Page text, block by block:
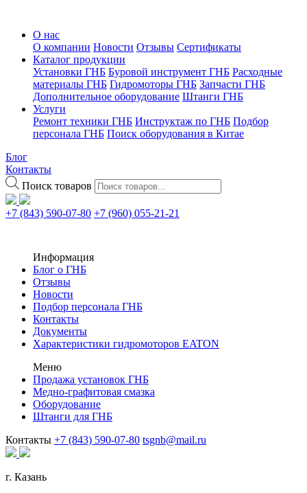
О нас
О компании Новости Отзывы Сертификаты
Каталог продукции
Установки ГНБ Буровой инструмент ГНБ Расходные
материалы ГНБ Гидромоторы ГНБ Запчасти ГНБ
Дополнительное оборудование Штанги ГНБ
Услуги
Ремонт техники ГНБ Инструктаж по ГНБ Подбор
персонала ГНБ Поиск оборудования в Китае
Блог
Контакты
Поиск товаров
+7 (843) 590-07-80 +7 (960) 055-21-21
Информация
Блог о ГНБ
Отзывы
Новости
Подбор персонала ГНБ
Контакты
Документы
Характеристики гидромоторов EATON
Меню
Продажа установок ГНБ
Медно-графитовая смазка
Оборудование
Штанги для ГНБ
Контакты +7 (843) 590-07-80 tsgnb@mail.ru
г. Казань